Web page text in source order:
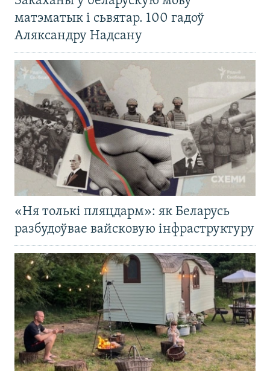
матэматык і сьвятар. 100 гадоў
Аляксандру Надсану
«Ня толькі пляцдарм»: як Беларусь
разбудоўвае вайсковую інфраструктуру